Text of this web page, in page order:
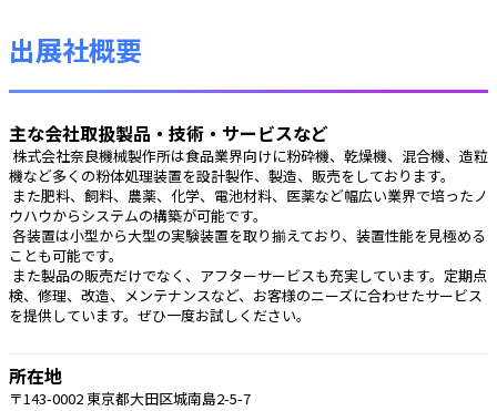
出展社概要
主な会社取扱製品・技術・サービスなど
機など多くの粉体処理装置を設計製作、製造、販売をしております。
ウハウからシステムの構築が可能です。
ことも可能です。
検、修理、改造、メンテナンスなど、お客様のニーズに合わせたサービス
を提供しています。ぜひ一度お試しください。
所在地
〒143-0002 東京都大田区城南島2-5-7